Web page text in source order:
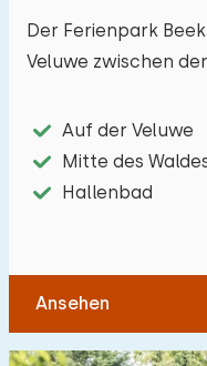
Im Ferienpark
Ferienbauernhof
Hausboot
Der Ferienpark
Veluwe zwischen
Auf der Veluwe
Mitte des
Hallenbad
Ansehen